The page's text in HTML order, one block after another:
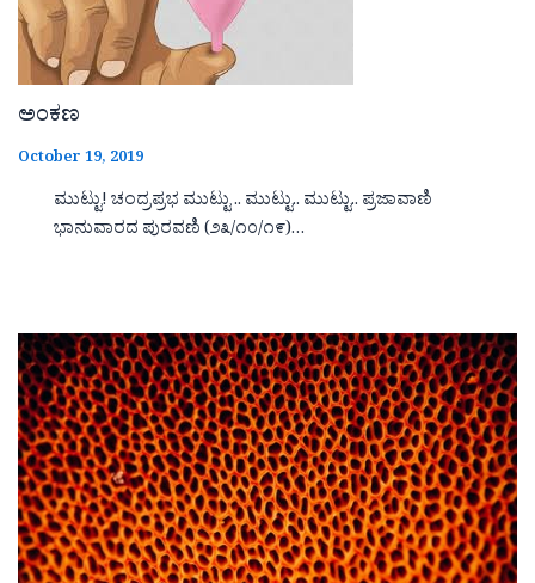
ಅಂಕಣ
October 19, 2019
ಮುಟ್ಟು! ಚಂದ್ರಪ್ರಭ ಮುಟ್ಟು .. ಮುಟ್ಟು.. ಮುಟ್ಟು.. ಪ್ರಜಾವಾಣಿ
ಭಾನುವಾರದ ಪುರವಣಿ (೨೩/೧೦/೧೯)…